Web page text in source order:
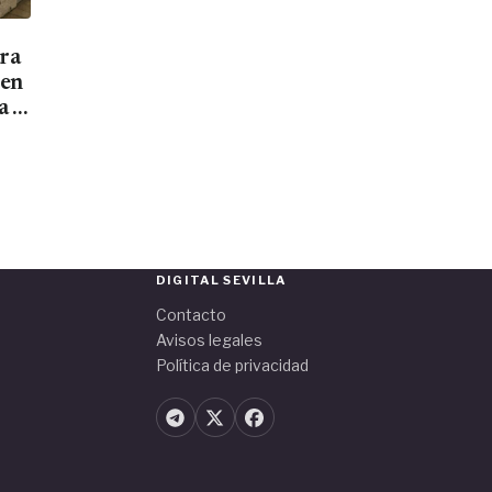
el
DIGITAL SEVILLA
Contacto
Avisos legales
Política de privacidad